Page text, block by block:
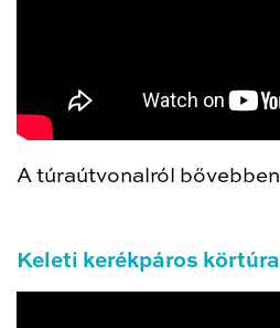
A túraútvonalról bővebben
Keleti kerékpáros körtúra